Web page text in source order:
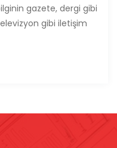
gazete, dergi gibi
gibi iletişim